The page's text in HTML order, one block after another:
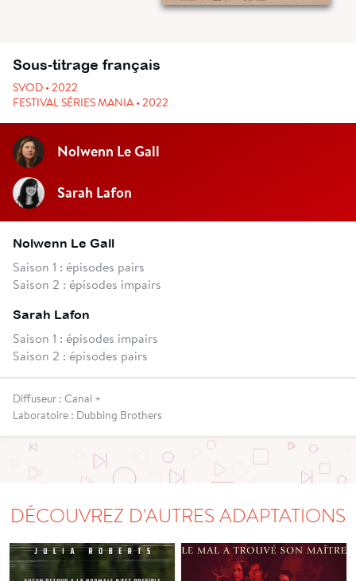
Sous-titrage français
SVOD • 2022
FESTIVAL SÉRIES MANIA • 2022
Nolwenn Le Gall
Sarah Lafon
Nolwenn Le Gall
Saison 1 : épisodes pairs
Saison 2 : épisodes impairs
Sarah Lafon
Saison 1 : épisodes impairs
Saison 2 : épisodes pairs
Diffuseur : Canal +
Laboratoire : Dubbing Brothers
DÉCOUVREZ D'AUTRES ADAPTATIONS